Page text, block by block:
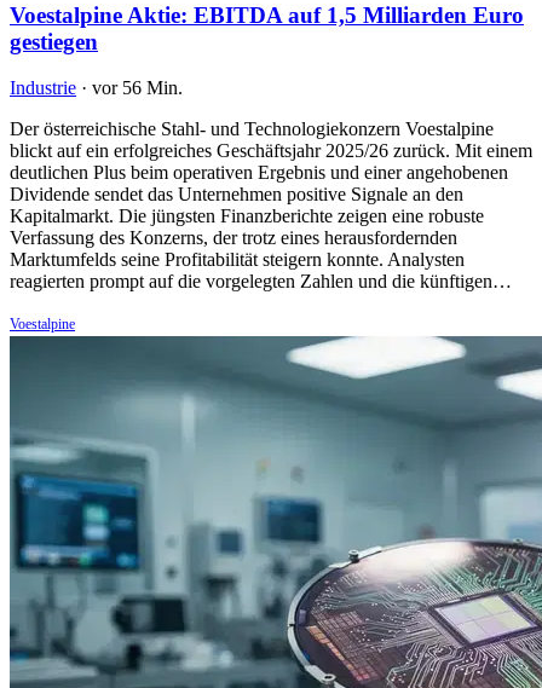
Voestalpine Aktie: EBITDA auf 1,5 Milliarden Euro
gestiegen
Industrie · vor 56 Min.
Der österreichische Stahl- und Technologiekonzern Voestalpine
blickt auf ein erfolgreiches Geschäftsjahr 2025/26 zurück. Mit einem
deutlichen Plus beim operativen Ergebnis und einer angehobenen
Dividende sendet das Unternehmen positive Signale an den
Kapitalmarkt. Die jüngsten Finanzberichte zeigen eine robuste
Verfassung des Konzerns, der trotz eines herausfordernden
Marktumfelds seine Profitabilität steigern konnte. Analysten
reagierten prompt auf die vorgelegten Zahlen und die künftigen…
Voestalpine